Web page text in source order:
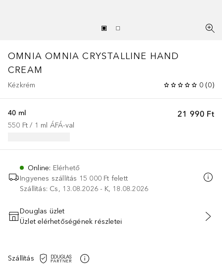
OMNIA OMNIA CRYSTALLINE HAND
CREAM
Kézkrém 0 (0)
21 990 Ft
40 ml
550 Ft / 1 ml ÁFÁ-val
Online: Elérhető
Ingyenes szállítás 15 000 Ft felett
Szállítás: Cs, 13.08.2026 - K, 18.08.2026
KOSÁRBA HELYEZÉS
Douglas üzlet
Üzlet elérhetőségének részletei
Szállítás